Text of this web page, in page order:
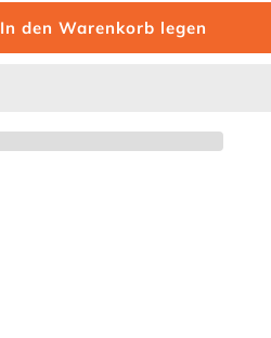
In den Warenkorb legen